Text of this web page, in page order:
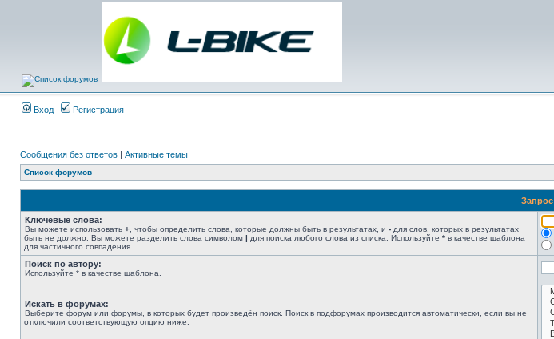
Вход Регистрация
Сообщения без ответов | Активные темы
Список форумов
Запрос
Ключевые слова:
Вы можете использовать + , чтобы определить слова, которые должны быть в результатах, и - для слов, которых в результатах
быть не должно. Вы можете разделить слова символом | для поиска любого слова из списка. Используйте * в качестве шаблона
для частичного совпадения.
Поиск по автору:
Используйте * в качестве шаблона.
Искать в форумах:
Выберите форум или форумы, в которых будет произведён поиск. Поиск в подфорумах производится автоматически, если вы не
отключили соответствующую опцию ниже.